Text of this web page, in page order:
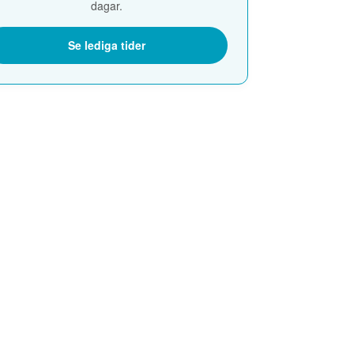
dagar.
Se lediga tider